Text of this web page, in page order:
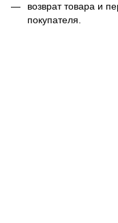
возврат товара и
покупателя.